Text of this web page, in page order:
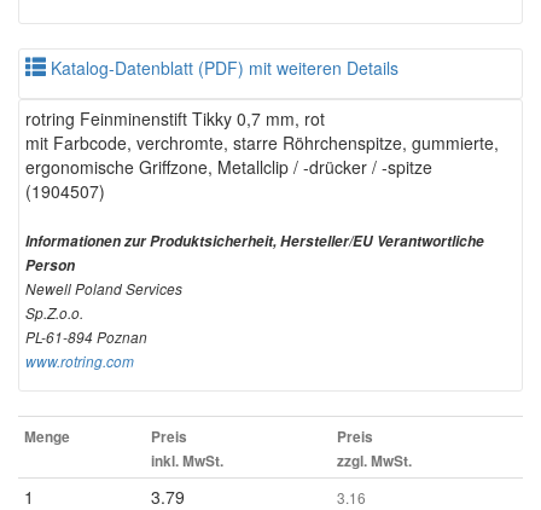
Katalog-Datenblatt (PDF) mit weiteren Details
rotring Feinminenstift Tikky 0,7 mm, rot
mit Farbcode, verchromte, starre Röhrchenspitze, gummierte,
ergonomische Griffzone, Metallclip / -drücker / -spitze
(1904507)
Informationen zur Produktsicherheit, Hersteller/EU Verantwortliche
Person
Newell Poland Services
Sp.Z.o.o.
PL-61-894 Poznan
www.rotring.com
Menge
Preis
inkl. MwSt.
Preis
zzgl. MwSt.
1 3.79 3.16